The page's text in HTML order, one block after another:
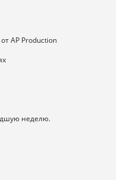
AP Production
неделю.